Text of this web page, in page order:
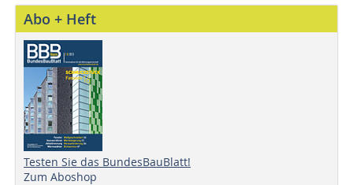
Abo + Heft
Testen Sie das BundesBauBlatt!
Zum Aboshop